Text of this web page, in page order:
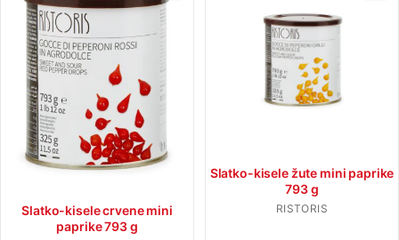
Slatko-kisele crvene mini
paprike 793 g
Slatko-kisele žute mini paprike
793 g
RISTORIS